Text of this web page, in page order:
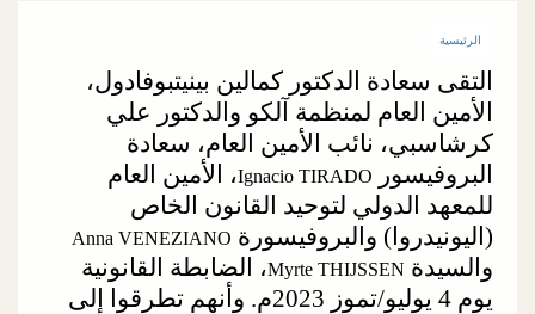
الرئيسية
التقى سعادة الدكتور كمالين بينيتبوفادول،
الأمين العام لمنظمة آلكو والدكتور علي
كرشاسبي، نائب الأمين العام، سعادة
البروفيسور
Ignacio TIRADO، الأمين العام
للمعهد الدولي لتوحيد القانون الخاص
(اليونيدروا) والبروفيسورة Anna VENEZIANO
والسيدة Myrte THIJSSEN، الضابطة القانونية
يوم 4 يوليو/تموز 2023م. وأنهم تطرقوا إلى